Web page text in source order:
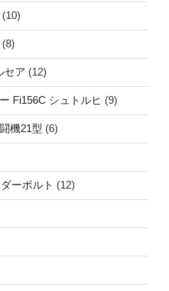
(10)
(8)
ア (12)
Fi156C シュトルヒ (9)
機21型 (6)
ーボルト (12)